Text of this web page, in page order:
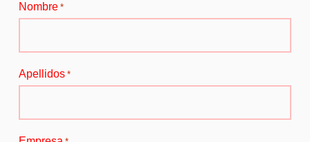
Nombre *
Apellidos *